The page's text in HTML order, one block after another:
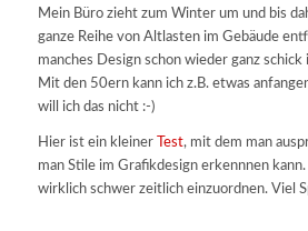
Mein Büro zieht zum Winter um und bis
ganze Reihe von Altlasten im Gebäude
manches Design schon wieder ganz schick
Mit den 50ern kann ich z.B. etwas
will ich das nicht :-)
Hier ist ein kleiner Test, mit dem man
man Stile im Grafikdesign erkennnen
wirklich schwer zeitlich einzuordnen. Viel